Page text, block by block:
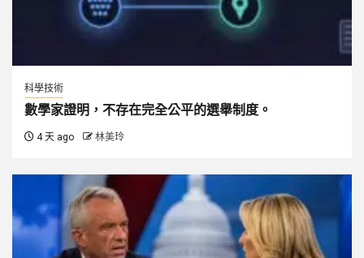
科學技術
數學家證明，不存在完全公平的選舉制度。
4 天 ago 林美玲